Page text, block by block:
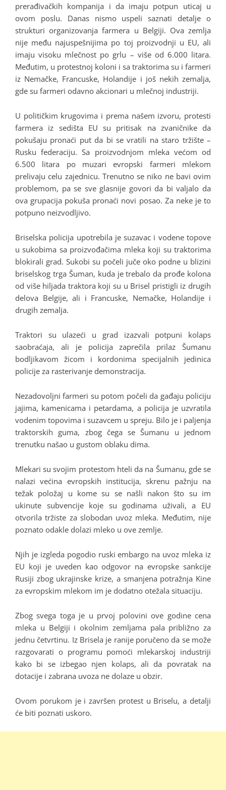
prerađivačkih kompanija i da imaju potpun uticaj u
ovom poslu. Danas nismo uspeli saznati detalje o
strukturi organizovanja farmera u Belgiji. Ova zemlja
nije među najuspešnijima po toj proizvodnji u EU, ali
imaju visoku mlečnost po grlu – više od 6.000 litara.
Međutim, u protestnoj koloni i sa traktorima su i farmeri
iz Nemačke, Francuske, Holandije i još nekih zemalja,
gde su farmeri odavno akcionari u mlečnoj industriji.
U političkim krugovima i prema našem izvoru, protesti
farmera iz sedišta EU su pritisak na zvaničnike da
pokušaju pronaći put da bi se vratili na staro tržište –
Rusku federaciju. Sa proizvodnjom mleka većom od
6.500 litara po muzari evropski farmeri mlekom
prelivaju celu zajednicu. Trenutno se niko ne bavi ovim
problemom, pa se sve glasnije govori da bi valjalo da
ova grupacija pokuša pronaći novi posao. Za neke je to
potpuno neizvodljivo.
Briselska policija upotrebila je suzavac i vodene topove
u sukobima sa proizvođačima mleka koji su traktorima
blokirali grad. Sukobi su počeli juče oko podne u blizini
briselskog trga Šuman, kuda je trebalo da prođe kolona
od više hiljada traktora koji su u Brisel pristigli iz drugih
delova Belgije, ali i Francuske, Nemačke, Holandije i
drugih zemalja.
Traktori su ulazeći u grad izazvali potpuni kolaps
saobraćaja, ali je policija zaprečila prilaz Šumanu
bodljikavom žicom i kordonima specijalnih jedinica
policije za rasterivanje demonstracija.
Nezadovoljni farmeri su potom počeli da gađaju policiju
jajima, kamenicama i petardama, a policija je uzvratila
vodenim topovima i suzavcem u spreju. Bilo je i paljenja
traktorskih guma, zbog čega se Šumanu u jednom
trenutku našao u gustom oblaku dima.
Mlekari su svojim protestom hteli da na Šumanu, gde se
nalazi većina evropskih institucija, skrenu pažnju na
težak položaj u kome su se našli nakon što su im
ukinute subvencije koje su godinama uživali, a EU
otvorila tržiste za slobodan uvoz mleka. Međutim, nije
poznato odakle dolazi mleko u ove zemlje.
Njih je izgleda pogodio ruski embargo na uvoz mleka iz
EU koji je uveden kao odgovor na evropske sankcije
Rusiji zbog ukrajinske krize, a smanjena potražnja Kine
za evropskim mlekom im je dodatno otežala situaciju.
Zbog svega toga je u prvoj polovini ove godine cena
mleka u Belgiji i okolnim zemljama pala približno za
jednu četvrtinu. Iz Brisela je ranije poručeno da se može
razgovarati o programu pomoći mlekarskoj industriji
kako bi se izbegao njen kolaps, ali da povratak na
dotacije i zabrana uvoza ne dolaze u obzir.
Ovom porukom je i završen protest u Briselu, a detalji
će biti poznati uskoro.